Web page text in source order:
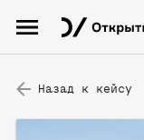
Назад к кейсу